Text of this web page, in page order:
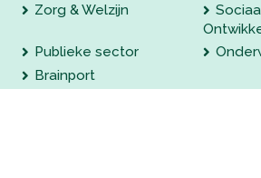
Zorg & Welzijn
Publieke sector
Brainport